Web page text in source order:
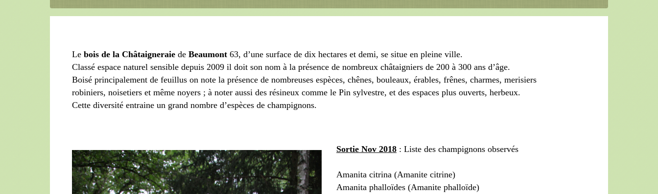
Le bois de la Châtaigneraie de Beaumont 63, d’une surface de dix hectares et demi, se situe en pleine ville.
Classé espace naturel sensible depuis 2009 il doit son nom à la présence de nombreux châtaigniers de 200 à 300 ans d’âge.
Boisé principalement de feuillus on note la présence de nombreuses espèces, chênes, bouleaux, érables, frênes, charmes, merisiers
robiniers, noisetiers et même noyers ; à noter aussi des résineux comme le Pin sylvestre, et des espaces plus ouverts, herbeux.
Cette diversité entraine un grand nombre d’espèces de champignons.
Sortie Nov 2018 : Liste des champignons observés
Amanita citrina (Amanite citrine)
Amanita phalloïdes (Amanite phalloïde)